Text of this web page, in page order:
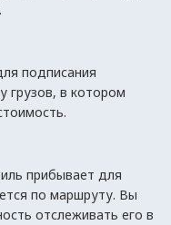
подписания
грузов, в котором
прибывает для
по маршруту. Вы
отслеживать его в